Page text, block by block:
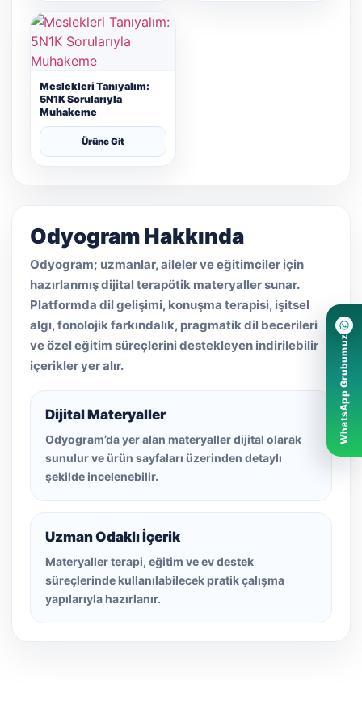
Meslekleri Tanıyalım:
5N1K Sorularıyla
Muhakeme
Ürüne Git
Odyogram Hakkında
Odyogram; uzmanlar, aileler ve eğitimciler için
hazırlanmış dijital terapötik materyaller sunar.
Platformda dil gelişimi, konuşma terapisi, işitsel
algı, fonolojik farkındalık, pragmatik dil becerileri
ve özel eğitim süreçlerini destekleyen indirilebilir
içerikler yer alır.
Dijital Materyaller
Odyogram’da yer alan materyaller dijital olarak
sunulur ve ürün sayfaları üzerinden detaylı
şekilde incelenebilir.
Uzman Odaklı İçerik
Materyaller terapi, eğitim ve ev destek
süreçlerinde kullanılabilecek pratik çalışma
yapılarıyla hazırlanır.
WhatsApp Grubumuz